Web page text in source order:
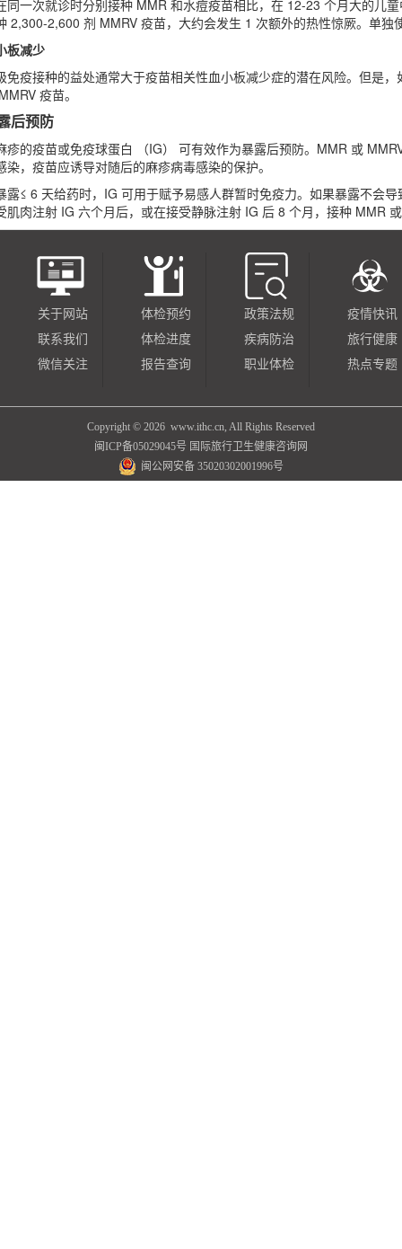
同一次就诊时分别接种 MMR 和水痘疫苗相比，在 12-23 个月大的儿
2,300-2,600 剂 MMRV 疫苗，大约会发生 1 次额外的热性惊厥。单
板减少
免疫接种的益处通常大于疫苗相关性血小板减少症的潜在风险。但是
疫苗。
后预防
疹的疫苗或免疫球蛋白 （IG） 可有效作为暴露后预防。MMR 或
染，疫苗应诱导对随后的麻疹病毒感染的保护。
露≤ 6 天给药时，IG 可用于赋予易感人群暂时免疫力。如果暴露不会
肌肉注射 IG 六个月后，或在接受静脉注射 IG 后 8 个月，接种 MMR
关于网站
联系我们
微信关注
体检预约
体检进度
报告查询
政策法规
疾病防治
职业体检
疫情快讯
旅行健康
热点专题
Copyright © 2026 www.ithc.cn, All Rights Reserved
闽ICP备05029045号 国际旅行卫生健康咨询网
闽公网安备 35020302001996号